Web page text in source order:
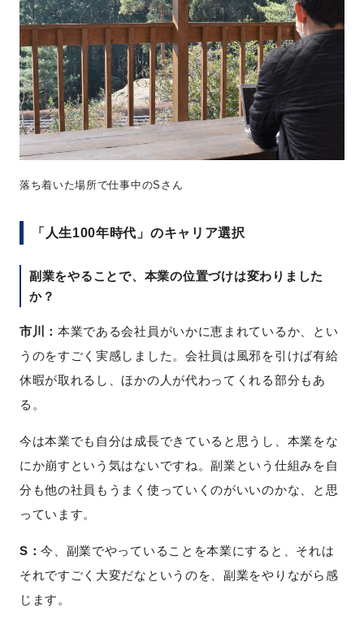
落ち着いた場所で仕事中のSさん
「人生100年時代」のキャリア選択
副業をやることで、本業の位置づけは変わりました
か？
市川： 本業である会社員がいかに恵まれているか、とい
うのをすごく実感しました。会社員は風邪を引けば有給
休暇が取れるし、ほかの人が代わってくれる部分もあ
る。
今は本業でも自分は成長できていると思うし、本業をな
にか崩すという気はないですね。副業という仕組みを自
分も他の社員もうまく使っていくのがいいのかな、と思
っています。
S：今、副業でやっていることを本業にすると、それは
それですごく大変だなというのを、副業をやりながら感
じます。